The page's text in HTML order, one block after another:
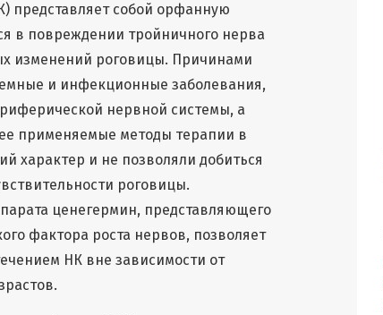
представляет собой орфанную
в повреждении тройничного нерва
изменений роговицы. Причинами
и инфекционные заболевания,
нервной системы, а
применяемые методы терапии в
характер и не позволяли добиться
роговицы.
ценегермин, представляющего
фактора роста нервов, позволяет
НК вне зависимости от